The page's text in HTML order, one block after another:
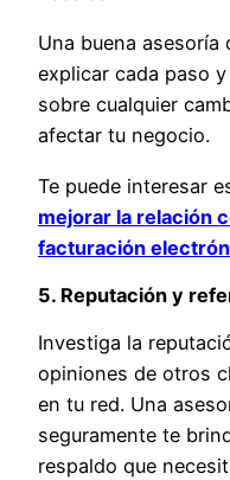
Una buena asesoría
explicar cada paso
sobre cualquier
afectar tu negocio.
Te puede interesar
mejorar la relación
facturación
5. Reputación y
Investiga la
opiniones de otros
en tu red. Una
seguramente te
respaldo que